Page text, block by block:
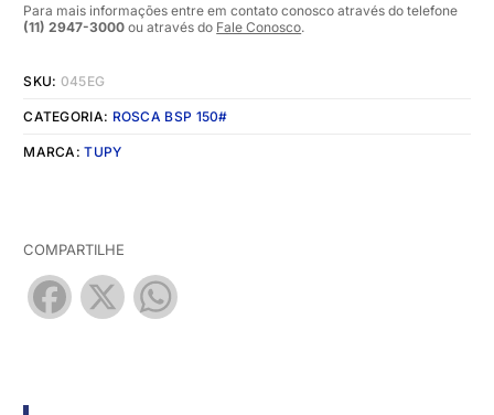
Para mais informações entre em contato conosco através do telefone
(11) 2947-3000 ou através do Fale Conosco.
SKU: 045EG
CATEGORIA: ROSCA BSP 150#
MARCA:TUPY
COMPARTILHE
Facebook
X